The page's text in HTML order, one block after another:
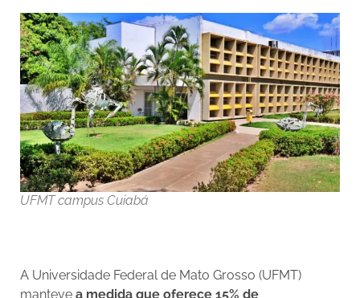
UFMT campus Cuiabá
A Universidade Federal de Mato Grosso (UFMT)
manteve a medida que oferece 15% de